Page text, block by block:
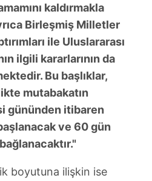
kaldırmakla
Birleşmiş Milletler
ile Uluslararası
ilgili kararlarının da
Bu başlıklar,
mutabakatın
gününden itibaren
ve 60 gün
boyutuna ilişkin ise